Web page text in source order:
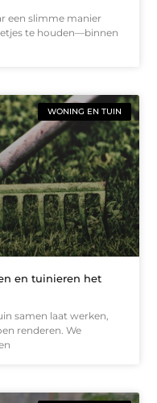
een slimme manier
te houden—binnen
WONING EN TUIN
en tuinieren het
samen laat werken,
renderen. We